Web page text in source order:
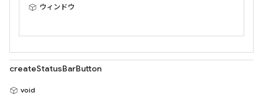
ウィンドウ
createStatusBarButton
void